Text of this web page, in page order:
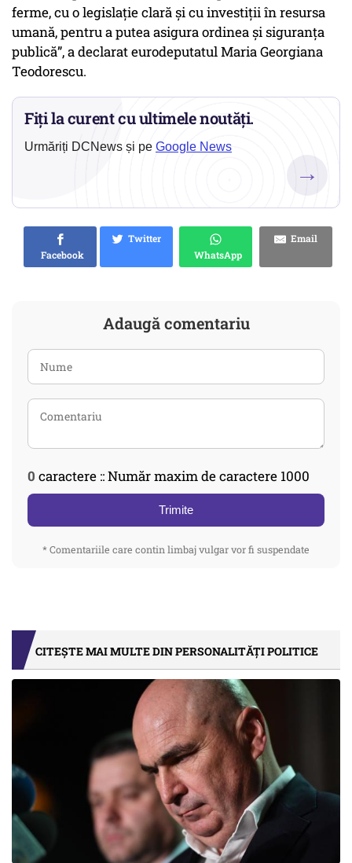
ferme, cu o legislație clară și cu investiții în resursa
umană, pentru a putea asigura ordinea și siguranța
publică”, a declarat eurodeputatul Maria Georgiana
Teodorescu.
Fiți la curent cu ultimele noutăți.
Urmăriți DCNews și pe Google News
→
Facebook
Twitter
WhatsApp
Email
Adaugă comentariu
0 caractere :: Număr maxim de caractere 1000
Trimite
* Comentariile care contin limbaj vulgar vor fi suspendate
CITEȘTE MAI MULTE DIN PERSONALITĂȚI POLITICE